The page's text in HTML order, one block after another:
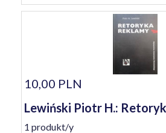
10,00 PLN
Lewiński Piotr H.:
1 produkt/y